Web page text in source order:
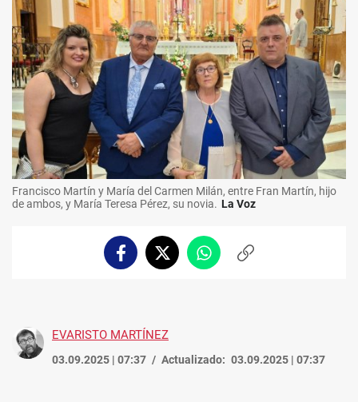
Francisco Martín y María del Carmen Milán, entre Fran Martín, hijo
de ambos, y María Teresa Pérez, su novia. La Voz
FacebookTwitterWhatsappCopiar
EVARISTO MARTÍNEZ
03.09.2025 | 07:37 Actualizado: 03.09.2025 | 07:37